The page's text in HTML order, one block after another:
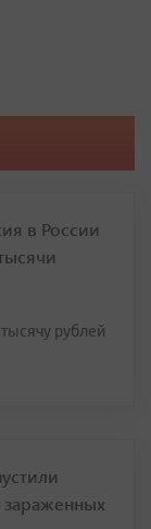
в России
рублей